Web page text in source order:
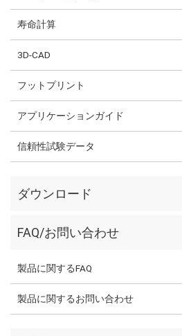
寿命計算
3D-CAD
フットプリント
アプリケーションガイド
信頼性試験データ
ダウンロード
FAQ/お問い合わせ
製品に関するFAQ
製品に関するお問い合わせ